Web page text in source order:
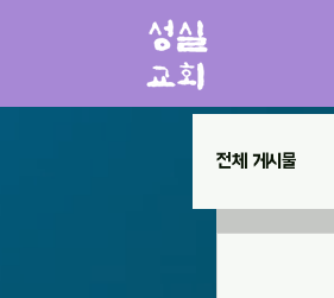
전체 게시물